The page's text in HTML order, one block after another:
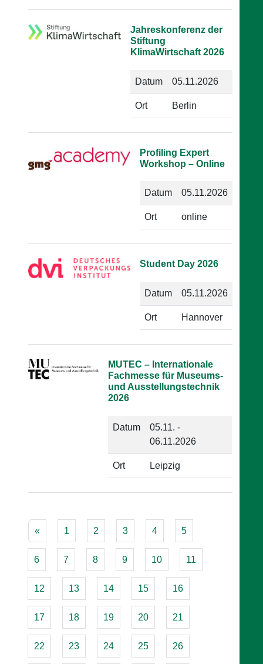
Jahreskonferenz der
Stiftung
KlimaWirtschaft 2026
Datum 05.11.2026
Ort Berlin
Profiling Expert
Workshop – Online
Datum 05.11.2026
Ort online
Student Day 2026
Datum 05.11.2026
Ort Hannover
MUTEC – Internationale
Fachmesse für Museums-
und Ausstellungstechnik
2026
Datum
05.11. -
06.11.2026
Ort Leipzig
« 1 2 3 4 5
6 7 8 9 10 11
12 13 14 15 16
17 18 19 20 21
22 23 24 25 26